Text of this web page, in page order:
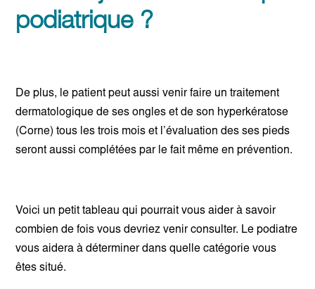
podiatrique ?
De plus, le patient peut aussi venir faire un traitement
dermatologique de ses ongles et de son hyperkératose
(Corne) tous les trois mois et l’évaluation des ses pieds
seront aussi complétées par le fait même en prévention.
Voici un petit tableau qui pourrait vous aider à savoir
combien de fois vous devriez venir consulter. Le podiatre
vous aidera à déterminer dans quelle catégorie vous
êtes situé.